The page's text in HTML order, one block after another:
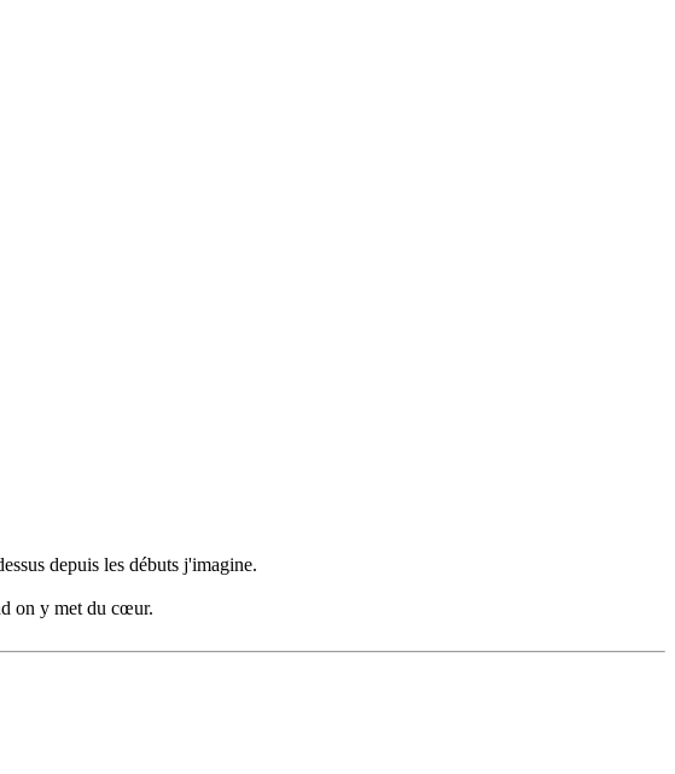
depuis les débuts j'imagine.
on y met du cœur.